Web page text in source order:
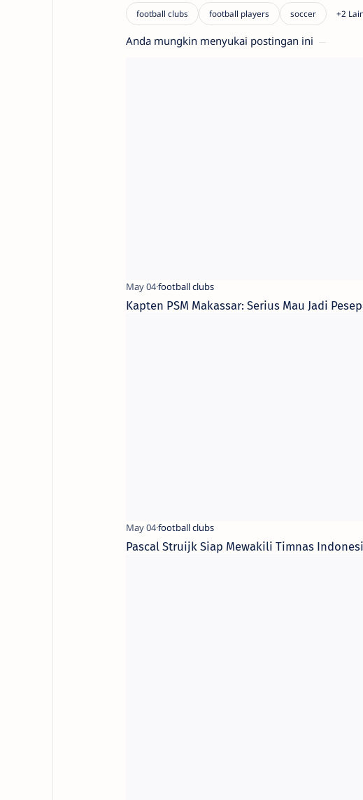
Anda mungkin menyukai postingan ini
Kapten PSM Makassar: Serius Mau Jadi
Pascal Struijk Siap Mewakili Timnas